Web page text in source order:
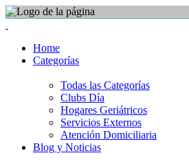
Home
Categorías
Todas las Categorías
Clubs Día
Hogares Geriátricos
Servicios Externos
Atención Domiciliaria
Blog y Noticias